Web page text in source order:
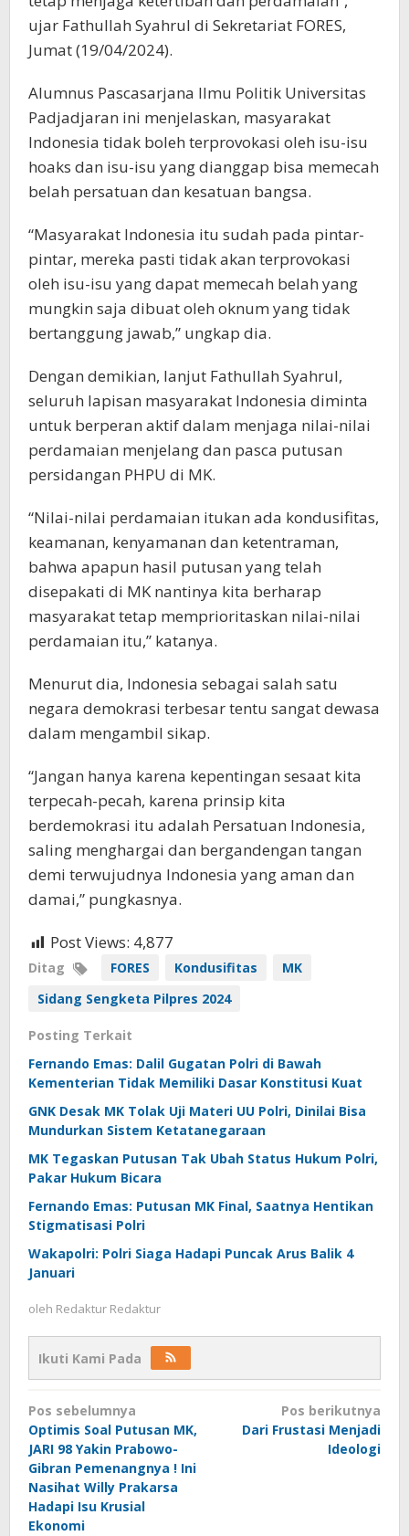
ujar Fathullah Syahrul di Sekretariat FORES,
Jumat (19/04/2024).
Alumnus Pascasarjana Ilmu Politik Universitas
Padjadjaran ini menjelaskan, masyarakat
Indonesia tidak boleh terprovokasi oleh isu-isu
hoaks dan isu-isu yang dianggap bisa memecah
belah persatuan dan kesatuan bangsa.
“Masyarakat Indonesia itu sudah pada pintar-
pintar, mereka pasti tidak akan terprovokasi
oleh isu-isu yang dapat memecah belah yang
mungkin saja dibuat oleh oknum yang tidak
bertanggung jawab,” ungkap dia.
Dengan demikian, lanjut Fathullah Syahrul,
seluruh lapisan masyarakat Indonesia diminta
untuk berperan aktif dalam menjaga nilai-nilai
perdamaian menjelang dan pasca putusan
persidangan PHPU di MK.
“Nilai-nilai perdamaian itukan ada kondusifitas,
keamanan, kenyamanan dan ketentraman,
bahwa apapun hasil putusan yang telah
disepakati di MK nantinya kita berharap
masyarakat tetap memprioritaskan nilai-nilai
perdamaian itu,” katanya.
Menurut dia, Indonesia sebagai salah satu
negara demokrasi terbesar tentu sangat dewasa
dalam mengambil sikap.
“Jangan hanya karena kepentingan sesaat kita
terpecah-pecah, karena prinsip kita
berdemokrasi itu adalah Persatuan Indonesia,
saling menghargai dan bergandengan tangan
demi terwujudnya Indonesia yang aman dan
damai,” pungkasnya.
Post Views: 4,877
Ditag FORES Kondusifitas
MK
Sidang Sengketa Pilpres 2024
Posting Terkait
Fernando Emas: Dalil Gugatan Polri di Bawah
Kementerian Tidak Memiliki Dasar Konstitusi Kuat
GNK Desak MK Tolak Uji Materi UU Polri, Dinilai Bisa
Mundurkan Sistem Ketatanegaraan
MK Tegaskan Putusan Tak Ubah Status Hukum Polri,
Pakar Hukum Bicara
Fernando Emas: Putusan MK Final, Saatnya Hentikan
Stigmatisasi Polri
Wakapolri: Polri Siaga Hadapi Puncak Arus Balik 4
Januari
oleh Redaktur Redaktur
Ikuti Kami Pada
Navigasi
pos
Pos sebelumnya
Optimis Soal Putusan MK,
JARI 98 Yakin Prabowo-
Gibran Pemenangnya ! Ini
Nasihat Willy Prakarsa
Hadapi Isu Krusial
Ekonomi
Pos berikutnya
Dari Frustasi Menjadi
Ideologi